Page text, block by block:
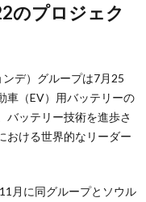
デ）グループは7月25
車（EV）用バッテリーの
バッテリー技術を進歩さ
おける世界的なリーダー
月に同グループとソウル